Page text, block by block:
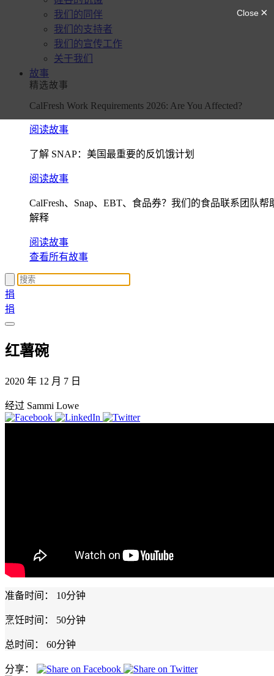
我们的同伴
我们的支持者
我们的宣传工作
关于我们
故事
精选故事
CalFresh Work Requirements 2026: Are You Affected?
阅读故事
了解 SNAP：美国最重要的反饥饿计划
阅读故事
CalFresh、Snap、EBT、食品券？我们的食品联系团队帮
解释
阅读故事
查看所有故事
捐
捐
红薯碗
2020 年 12 月 7 日
经过 Sammi Lowe
准备时间： 10分钟
烹饪时间： 50分钟
总时间： 60分钟
分享：